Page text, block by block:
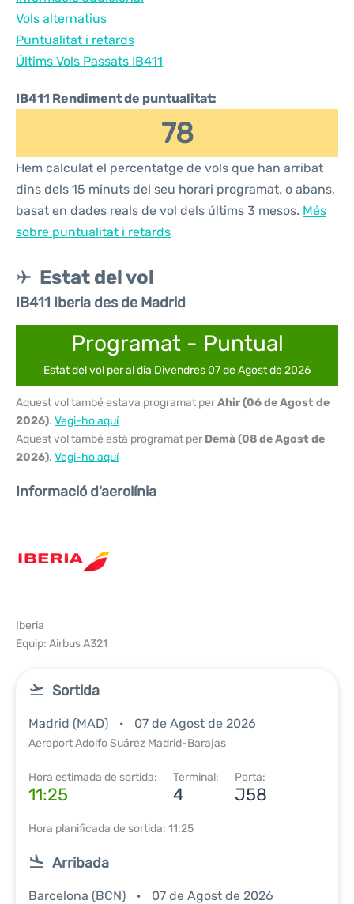
Vols alternatius
Puntualitat i retards
Últims Vols Passats IB411
IB411 Rendiment de puntualitat:
78
Hem calculat el percentatge de vols que han arribat
dins dels 15 minuts del seu horari programat, o abans,
basat en dades reals de vol dels últims 3 mesos. Més
sobre puntualitat i retards
Estat del vol
IB411 Iberia des de Madrid
Programat - Puntual
Estat del vol per al dia Divendres 07 de Agost de 2026
Aquest vol també estava programat perAhir (06 de Agost de
2026). Vegi-ho aquí
Aquest vol també està programat per Demà (08 de Agost de
2026). Vegi-ho aquí
Informació d'aerolínia
Iberia
Equip: Airbus A321
Sortida
Madrid (MAD) 07 de Agost de 2026
Aeroport Adolfo Suárez Madrid-Barajas
Hora estimada de sortida:
11:25
Terminal:
4
Porta:
J58
Hora planificada de sortida: 11:25
Arribada
Barcelona (BCN) 07 de Agost de 2026